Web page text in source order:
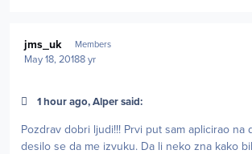
jms_uk Members
May 18, 20188 yr
1 hour ago, Alper said:
Pozdrav dobri ljudi!!! Prvi put sam aplicirao na
desilo se da me izvuku. Da li neko zna kako